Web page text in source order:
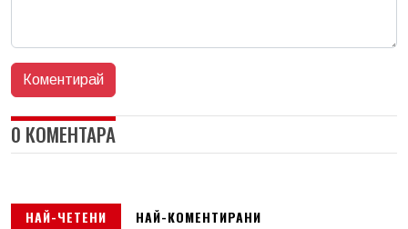
0 КОМЕНТАРА
НАЙ-ЧЕТЕНИ НАЙ-КОМЕНТИРАНИ